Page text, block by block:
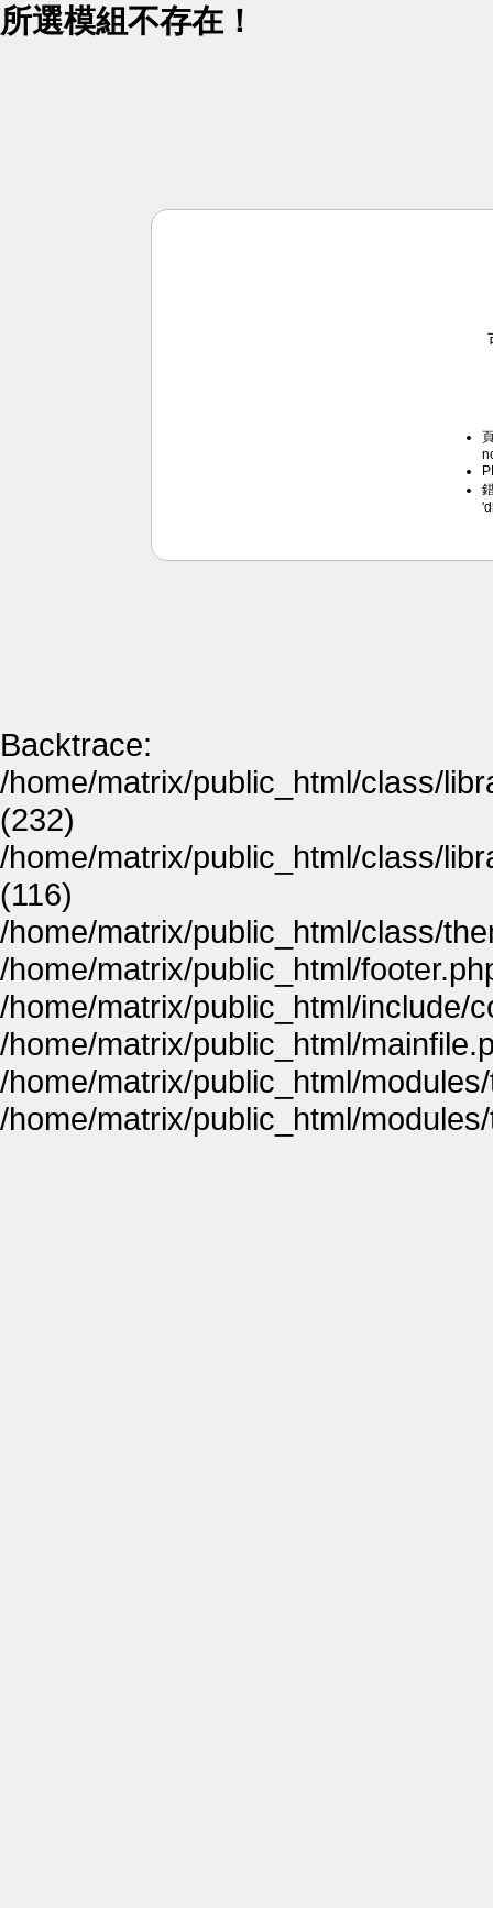
所選模組不存在！
Backtrace:
/home/matrix/public_html/class/
(232)
/home/matrix/public_html/class/
(116)
/home/matrix/public_html/class/
/home/matrix/public_html/
/home/matrix/public_html/include/
/home/matrix/public_html/
/home/matrix/public_html/
/home/matrix/public_html/